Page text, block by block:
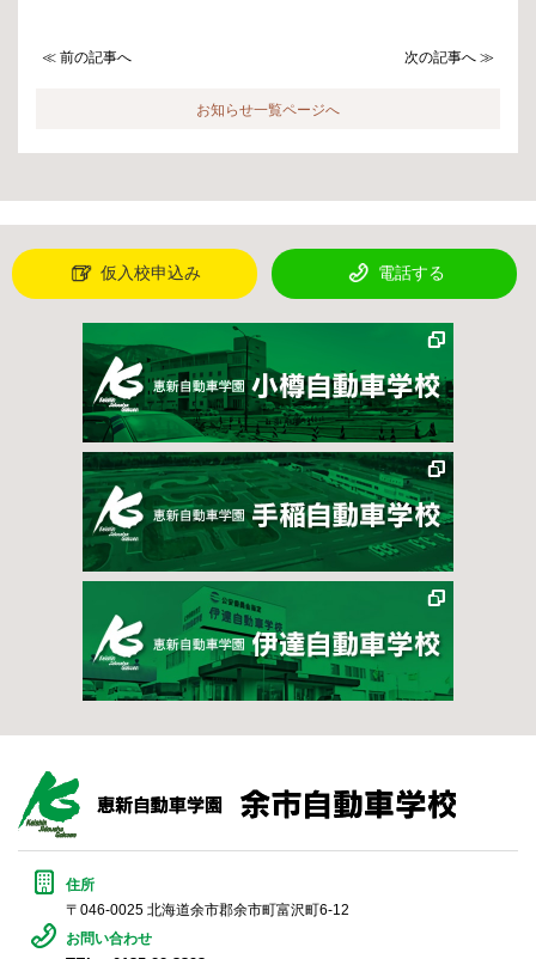
≪ 前の記事へ 次の記事へ ≫
お知らせ一覧ページへ
仮入校申込み 電話する
住所
〒046-0025 北海道余市郡余市町富沢町6-12
お問い合わせ